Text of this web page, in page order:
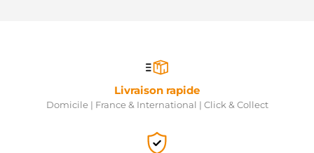
Livraison rapide
Domicile | France & International | Click & Collect